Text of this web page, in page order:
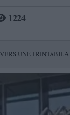
1224
VERSIUNE PRINTABILA